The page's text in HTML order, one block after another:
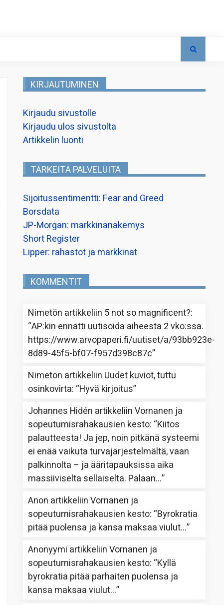
KIRJAUTUMINEN
Kirjaudu sivustolle
Kirjaudu ulos sivustolta
Artikkelin luonti
TÄRKEITÄ PALVELUITA
Sijoitussentimentti: Fear and Greed
Borsdata
JP-Morgan: markkinanäkemys
Short Register
Lipper: rahastot ja markkinat
KOMMENTIT
Nimetön artikkeliin 5 not so magnificent?:
“AP:kin ennätti uutisoida aiheesta 2 vko:ssa.
https://www.arvopaperi.fi/uutiset/a/93bb923e-
8d89-45f5-bf07-f957d398c87c”
Nimetön artikkeliin Uudet kuviot, tuttu
osinkovirta: “Hyvä kirjoitus”
Johannes Hidén artikkeliinVornanen ja
sopeutumisrahakausien kesto: “Kiitos
palautteesta! Ja jep, noin pitkänä systeemi
ei enää vaikuta turvajärjestelmältä, vaan
palkinnolta – ja ääritapauksissa aika
massiiviselta sellaiselta. Palaan…”
Anon artikkeliinVornanen ja
sopeutumisrahakausien kesto: “Byrokratia
pitää puolensa ja kansa maksaa viulut…”
Anonyymi artikkeliinVornanen ja
sopeutumisrahakausien kesto: “Kyllä
byrokratia pitää parhaiten puolensa ja
kansa maksaa viulut…”